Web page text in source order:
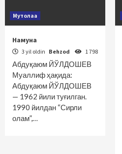
Мутолаа
Намуна
3 yil oldin Behzod 1 798
Абдуқаюм ЙЎЛДОШЕВ
Муаллиф ҳақида:
Абдуқаюм ЙЎЛДОШЕВ
— 1962 йили туғилган.
1990 йилдан “Сирли
олам”,…